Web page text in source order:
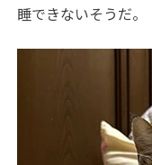
睡できないそうだ。